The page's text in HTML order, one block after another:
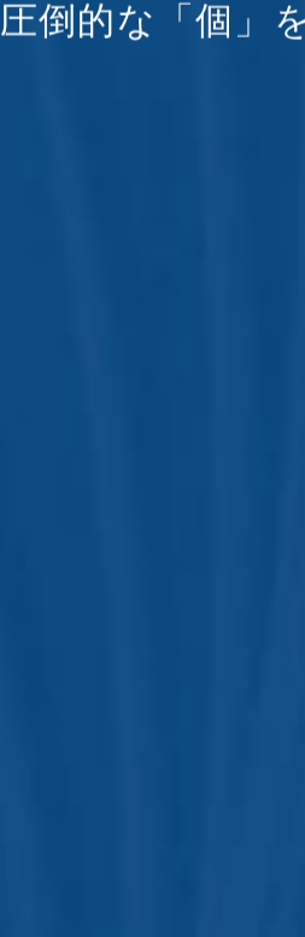
圧倒的な「個」